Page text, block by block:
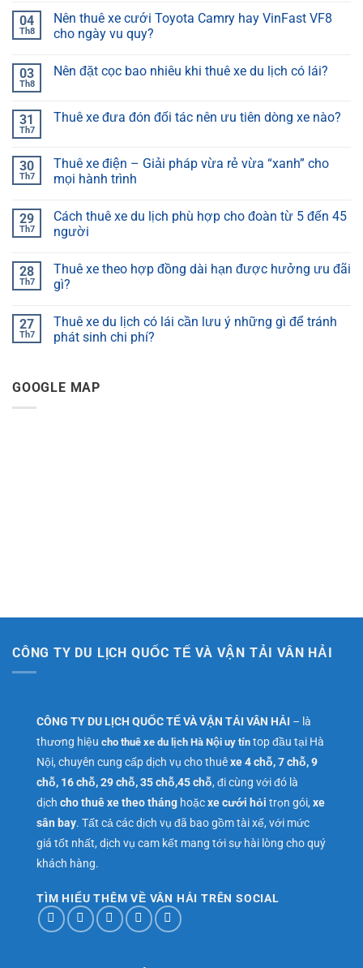
04
Th8
Nên thuê xe cưới Toyota Camry hay VinFast VF8
cho ngày vu quy?
03
Th8
Nên đặt cọc bao nhiêu khi thuê xe du lịch có lái?
31
Th7
Thuê xe đưa đón đối tác nên ưu tiên dòng xe nào?
30
Th7
Thuê xe điện – Giải pháp vừa rẻ vừa “xanh” cho
mọi hành trình
29
Th7
Cách thuê xe du lịch phù hợp cho đoàn từ 5 đến 45
người
28
Th7
Thuê xe theo hợp đồng dài hạn được hưởng ưu đãi
gì?
27
Th7
Thuê xe du lịch có lái cần lưu ý những gì để tránh
phát sinh chi phí?
GOOGLE MAP
CÔNG TY DU LỊCH QUỐC TẾ VÀ VẬN TẢI VÂN HẢI
CÔNG TY DU LỊCH QUỐC TẾ VÀ VẬN TẢI VÂN HẢI – là
thương hiệu cho thuê xe du lịch Hà Nội uy tín top đầu tại Hà
Nội, chuyên cung cấp dịch vụ cho thuêxe 4 chỗ, 7 chỗ, 9
chỗ, 16 chỗ, 29 chỗ, 35 chỗ,45 chỗ, đi cùng với đó là
dịch cho thuê xe theo tháng hoặcxe cưới hỏi trọn gói, xe
sân bay. Tất cả các dịch vụ đã bao gồm tài xế, với mức
giá tốt nhất, dịch vụ cam kết mang tới sự hài lòng cho quý
khách hàng.
TÌM HIỂU THÊM VỀ VÂN HẢI TRÊN SOCIAL